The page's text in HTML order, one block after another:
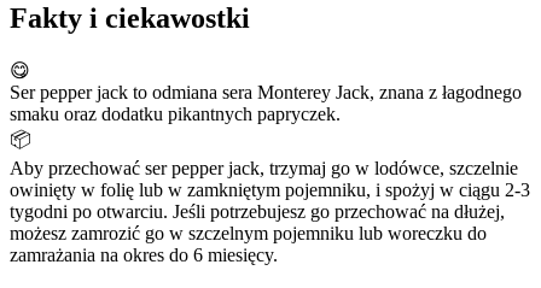
Fakty i ciekawostki
😋
Ser pepper jack to odmiana sera Monterey Jack, znana z łagodnego
smaku oraz dodatku pikantnych papryczek.
📦
Aby przechować ser pepper jack, trzymaj go w lodówce, szczelnie
owinięty w folię lub w zamkniętym pojemniku, i spożyj w ciągu 2-3
tygodni po otwarciu. Jeśli potrzebujesz go przechować na dłużej,
możesz zamrozić go w szczelnym pojemniku lub woreczku do
zamrażania na okres do 6 miesięcy.